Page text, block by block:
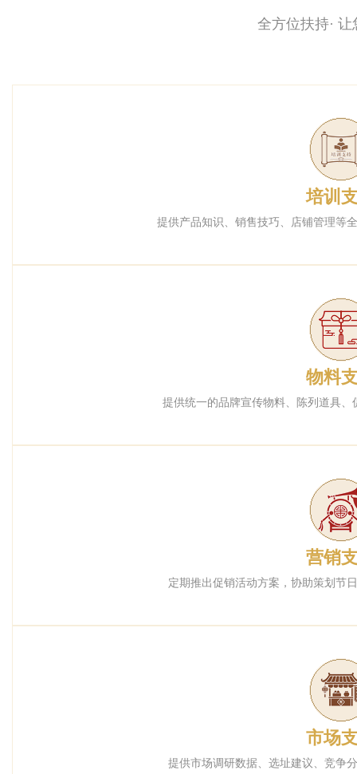
全方位扶持·
培训
提供产品知识、销售技巧、店铺管理等
物料
提供统一的品牌宣传物料、陈列道具
营销
定期推出促销活动方案，协助策划节
市场
提供市场调研数据、选址建议、竞争